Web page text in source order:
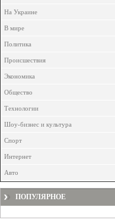
На Украине
В мире
Политика
Происшествия
Экономика
Общество
Технологии
Шоу-бизнес и культура
Спорт
Интернет
Авто
ПОПУЛЯРНОЕ